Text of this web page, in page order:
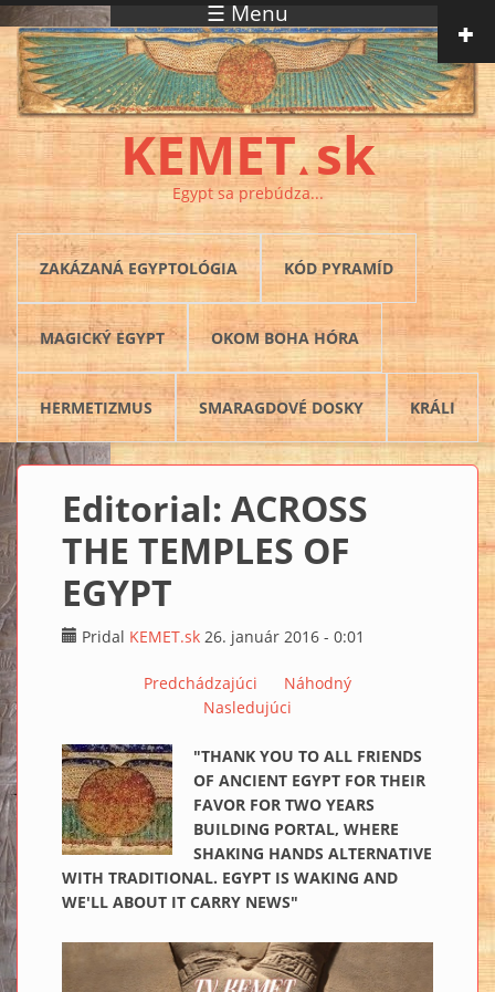
Skočiť na hlavný obsah ☰ Menu
KEMET▲ sk
Egypt sa prebúdza...
ZAKÁZANÁ EGYPTOLÓGIA KÓD PYRAMÍD
MAGICKÝ EGYPT OKOM BOHA HÓRA
HERMETIZMUS SMARAGDOVÉ DOSKY KRÁLI
Editorial: ACROSS
THE TEMPLES OF
EGYPT
Pridal KEMET.sk 26. január 2016 - 0:01
Predchádzajúci
Náhodný
Nasledujúci
"THANK YOU TO ALL FRIENDS
OF ANCIENT EGYPT FOR THEIR
FAVOR FOR TWO YEARS
BUILDING PORTAL, WHERE
SHAKING HANDS ALTERNATIVE
WITH TRADITIONAL. EGYPT IS WAKING AND
WE'LL ABOUT IT CARRY NEWS"